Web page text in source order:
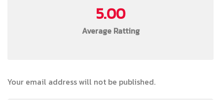
5.00
Average Ratting
Your email address will not be published.